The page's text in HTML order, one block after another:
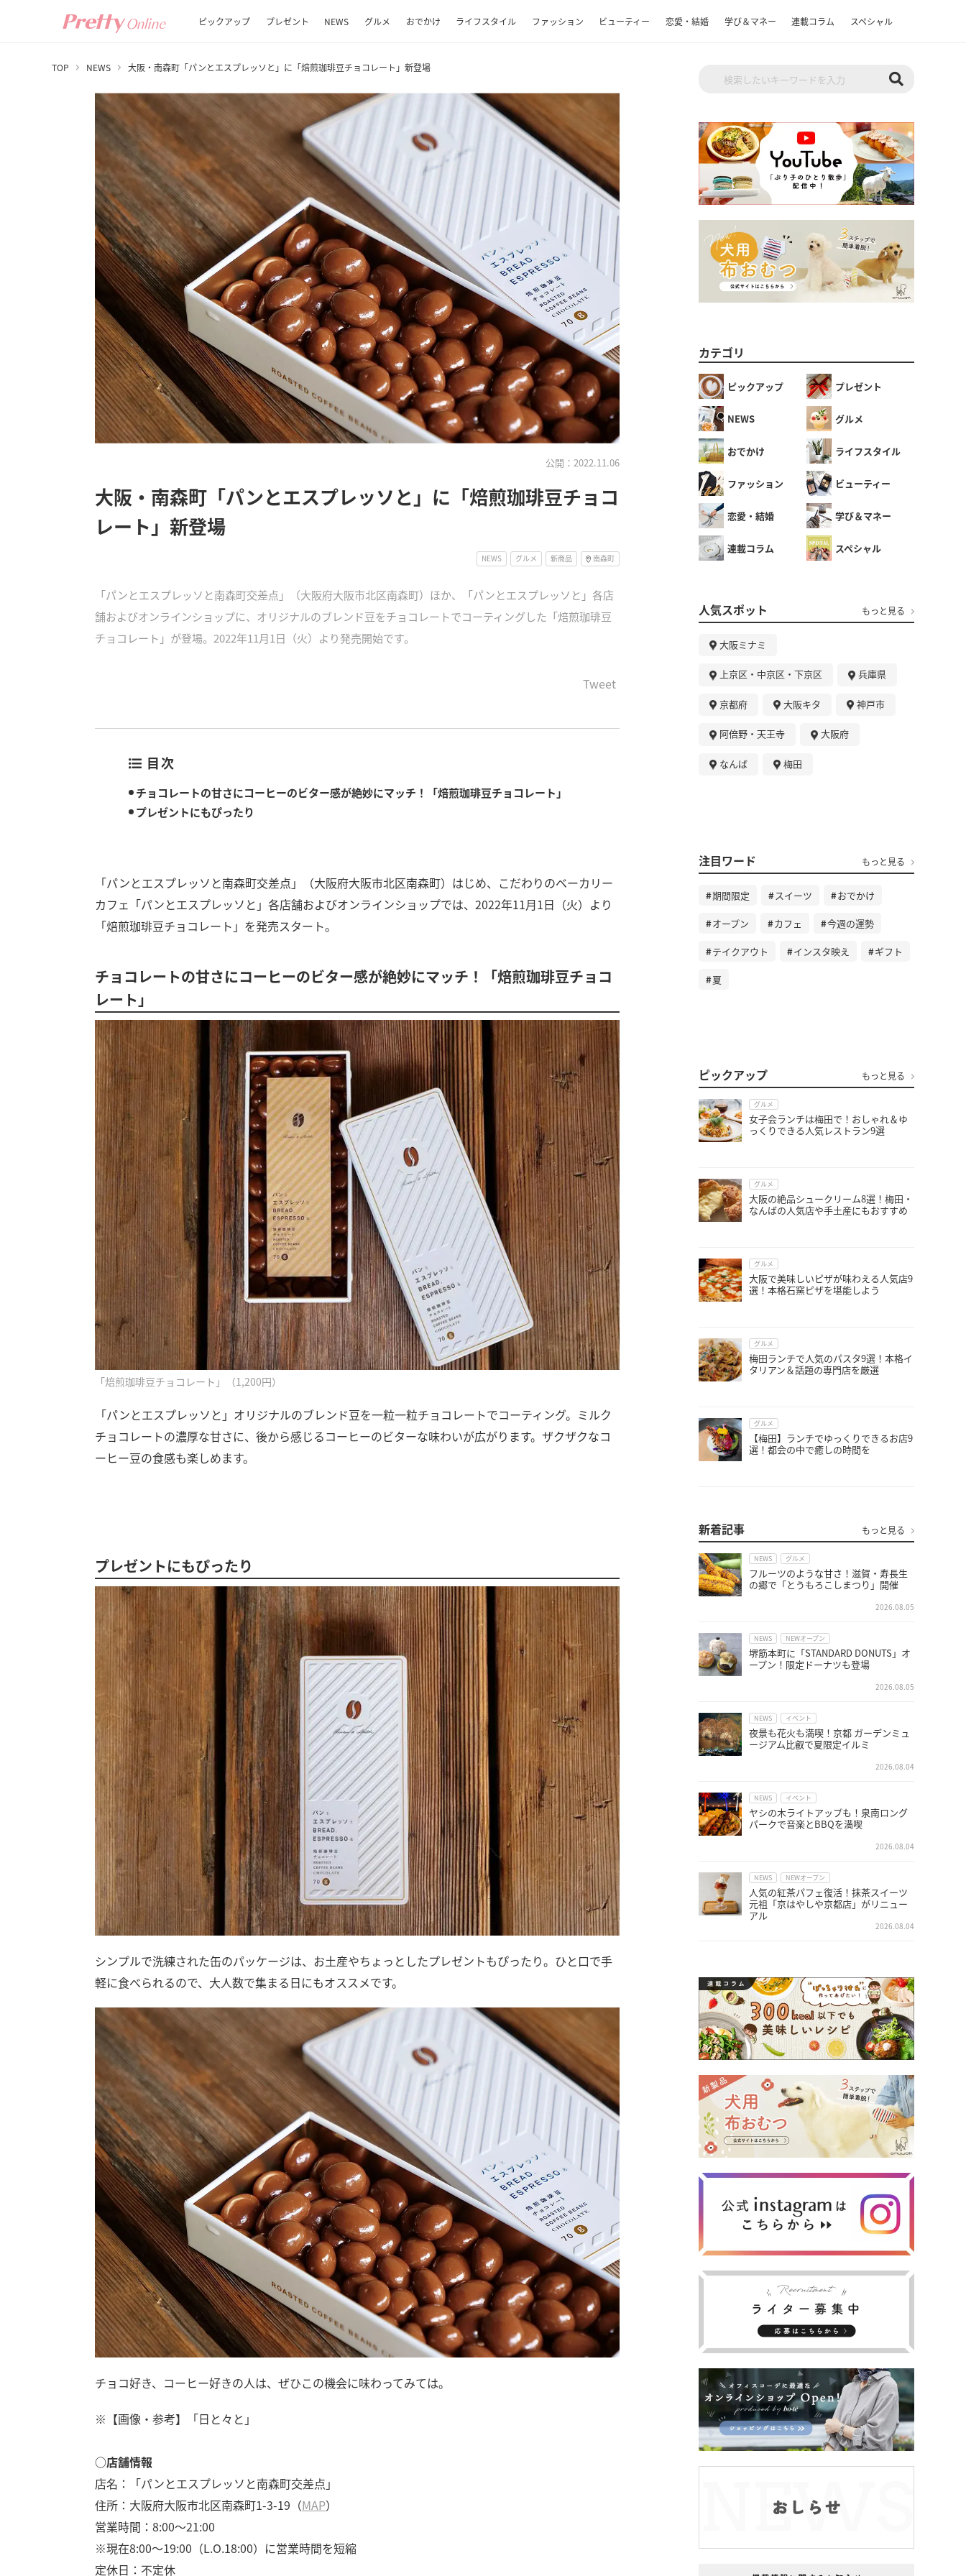
ピックアップ プレゼント NEWS グルメ おでかけ ライフスタイル ファッション ビューティー 恋愛・結婚 学び＆マネー 連載コラム スペシャル
TOP NEWS 大阪・南森町「パンとエスプレッソと」に「焙煎珈琲豆チョコレート」新登場
公開：2022.11.06
大阪・南森町「パンとエスプレッソと」に「焙煎珈琲豆チョコ
レート」新登場
NEWS グルメ 新商品 南森町
「パンとエスプレッソと南森町交差点」（大阪府大阪市北区南森町）ほか、「パンとエスプレッソと」各店
舗およびオンラインショップに、オリジナルのブレンド豆をチョコレートでコーティングした「焙煎珈琲豆
チョコレート」が登場。2022年11月1日（火）より発売開始です。
Tweet
目次
チョコレートの甘さにコーヒーのビター感が絶妙にマッチ！「焙煎珈琲豆チョコレート」
プレゼントにもぴったり
「パンとエスプレッソと南森町交差点」（大阪府大阪市北区南森町）はじめ、こだわりのベーカリー
カフェ「パンとエスプレッソと」各店舗およびオンラインショップでは、2022年11月1日（火）より
「焙煎珈琲豆チョコレート」を発売スタート。
チョコレートの甘さにコーヒーのビター感が絶妙にマッチ！「焙煎珈琲豆チョコ
レート」
「焙煎珈琲豆チョコレート」（1,200円）
「パンとエスプレッソと」オリジナルのブレンド豆を一粒一粒チョコレートでコーティング。ミルク
チョコレートの濃厚な甘さに、後から感じるコーヒーのビターな味わいが広がります。ザクザクなコ
ーヒー豆の食感も楽しめます。
プレゼントにもぴったり
シンプルで洗練された缶のパッケージは、お土産やちょっとしたプレゼントもぴったり。ひと口で手
軽に食べられるので、大人数で集まる日にもオススメです。
チョコ好き、コーヒー好きの人は、ぜひこの機会に味わってみては。
※【画像・参考】「日と々と」
○店舗情報
店名：「パンとエスプレッソと南森町交差点」
住所：大阪府大阪市北区南森町1-3-19（MAP）
営業時間：8:00～21:00
※現在8:00～19:00（L.O.18:00）に営業時間を短縮
定休日：不定休
カテゴリ
ピックアップ プレゼント
NEWS グルメ
おでかけ ライフスタイル
ファッション ビューティー
恋愛・結婚 学び＆マネー
連載コラム スペシャル
人気スポット もっと見る
大阪ミナミ
上京区・中京区・下京区 兵庫県
京都府 大阪キタ 神戸市
阿倍野・天王寺 大阪府
なんば 梅田
注目ワード もっと見る
期間限定 スイーツ おでかけ
オープン カフェ 今週の運勢
テイクアウト インスタ映え ギフト
夏
ピックアップ もっと見る
グルメ
女子会ランチは梅田で！おしゃれ＆ゆ
っくりできる人気レストラン9選
グルメ
大阪の絶品シュークリーム8選！梅田・
なんばの人気店や手土産にもおすすめ
グルメ
大阪で美味しいピザが味わえる人気店9
選！本格石窯ピザを堪能しよう
グルメ
梅田ランチで人気のパスタ9選！本格イ
タリアン＆話題の専門店を厳選
グルメ
【梅田】ランチでゆっくりできるお店9
選！都会の中で癒しの時間を
新着記事 もっと見る
NEWS グルメ
フルーツのような甘さ！滋賀・寿長生
の郷で「とうもろこしまつり」開催
2026.08.05
NEWS NEWオープン
堺筋本町に「STANDARD DONUTS」オ
ープン！限定ドーナツも登場
2026.08.05
NEWS イベント
夜景も花火も満喫！京都 ガーデンミュ
ージアム比叡で夏限定イルミ
2026.08.04
NEWS イベント
ヤシの木ライトアップも！泉南ロング
パークで音楽とBBQを満喫
2026.08.04
NEWS NEWオープン
人気の紅茶パフェ復活！抹茶スイーツ
元祖「京はやしや京都店」がリニュー
アル
2026.08.04